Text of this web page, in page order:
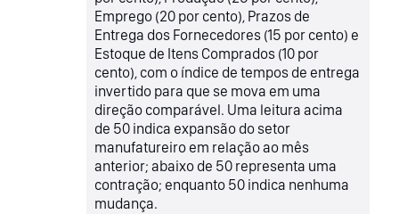
Emprego (20 por cento), Prazos de
Entrega dos Fornecedores (15 por cento) e
Estoque de Itens Comprados (10 por
cento), com o índice de tempos de entrega
invertido para que se mova em uma
direção comparável. Uma leitura acima
de 50 indica expansão do setor
manufatureiro em relação ao mês
anterior; abaixo de 50 representa uma
contração; enquanto 50 indica nenhuma
mudança.